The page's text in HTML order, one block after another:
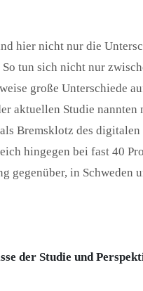
hier nicht nur die
tun sich nicht nur
große Unterschiede
aktuellen Studie
Bremsklotz des
hingegen bei fast 40
gegenüber, in Schweden
der Studie und